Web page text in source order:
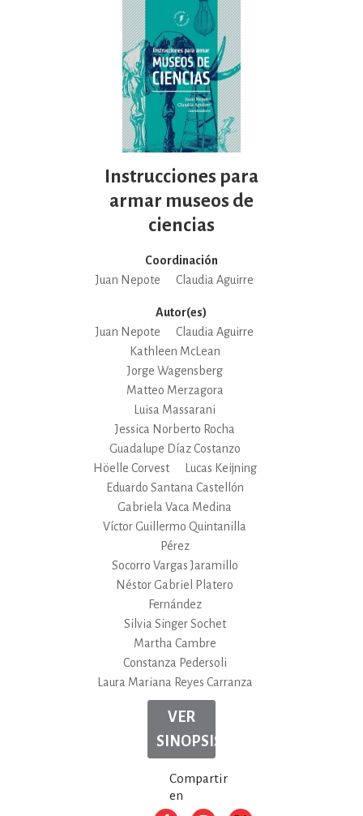
Instrucciones para
armar museos de
ciencias
Coordinación
Juan Nepote
Claudia Aguirre
Autor(es)
Juan Nepote
Claudia Aguirre
Kathleen McLean
Jorge Wagensberg
Matteo Merzagora
Luisa Massarani
Jessica Norberto Rocha
Guadalupe Díaz Costanzo
Höelle Corvest
Lucas Keijning
Eduardo Santana Castellón
Gabriela Vaca Medina
Víctor Guillermo Quintanilla
Pérez
Socorro Vargas Jaramillo
Néstor Gabriel Platero
Fernández
Silvia Singer Sochet
Martha Cambre
Constanza Pedersoli
Laura Mariana Reyes Carranza
VER
SINOPSIS
Compartir
en